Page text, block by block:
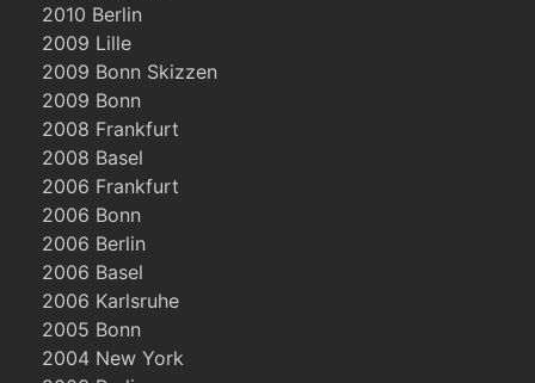
2010 Berlin
2009 Lille
2009 Bonn Skizzen
2009 Bonn
2008 Frankfurt
2008 Basel
2006 Frankfurt
2006 Bonn
2006 Berlin
2006 Basel
2006 Karlsruhe
2005 Bonn
2004 New York